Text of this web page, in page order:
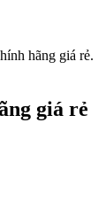
hãng giá rẻ.
giá rẻ